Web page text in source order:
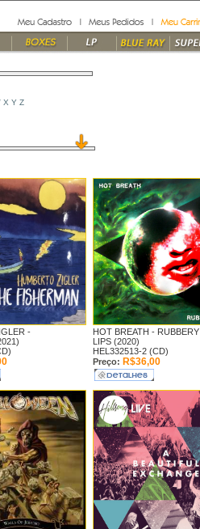
X Y Z
-
HOT BREATH - RUBBERY
LIPS (2020)
HEL332513-2 (CD)
Preço: R$36,00